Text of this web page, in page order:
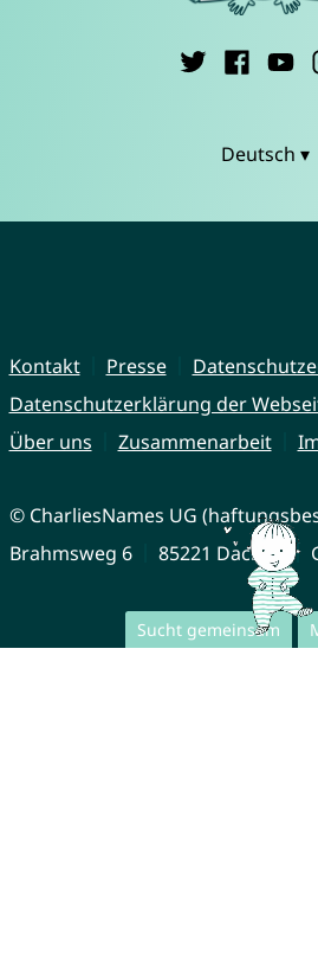
Sucht gemeinsam
Deutsch ▾
Kontakt Presse
Datenschutzerklärung der
Über uns
Zusammenarbeit
© CharliesNames UG
Brahmsweg 6
85221 Dachau